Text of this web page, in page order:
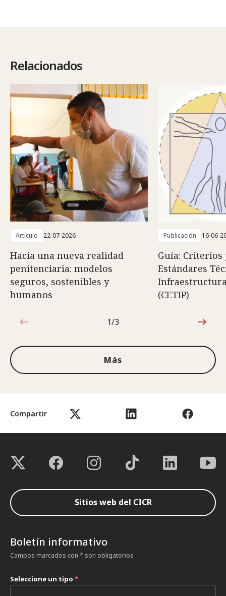
Compartir
Relacionados
Artículo 22-07-2026
Hacia una nueva realidad
penitenciaria: modelos
seguros, sostenibles y
humanos
Publicación 16-06-
Guía: Criterios
Estándares
(CETIP)
1de3
1/3
Más
Sitios web del CICR
Boletín informativo
Campos marcados con * son obligatorios
Seleccione un tipo *